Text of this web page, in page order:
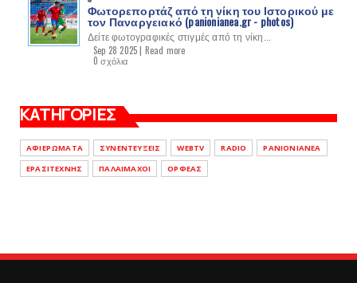
Φωτορεπορτάζ από τη νίκη του Ιστορικού με
τον Παναργειακό (panionianea.gr - photos)
Δείτε φωτογραφικές στιγμές από τη νίκη...
Sep 28 2025 | Read more
0 σχόλια
ΚΑΤΗΓΟΡΙΕΣ
ΑΦΙΕΡΩΜΑΤΑ ΣΥΝΕΝΤΕΥΞΕΙΣ WEBTV RADIO
PANIONIANEA
ΕΡΑΣΙΤΕΧΝΗΣ
ΠΑΛΑΙΜΑΧΟΙ ΟΡΦΕΑΣ